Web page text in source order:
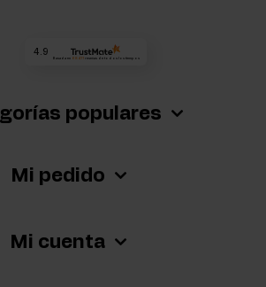
populares
Mi pedido
Mi cuenta
4.9
Basada en 68 411 reseñas de todos los tiempos